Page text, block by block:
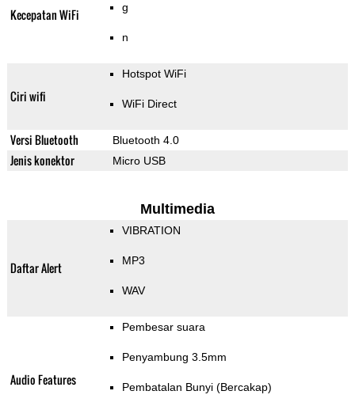
Kecepatan WiFi g
n
Ciri wifi
Hotspot WiFi
WiFi Direct
Versi Bluetooth Bluetooth 4.0
Jenis konektor Micro USB
Multimedia
Daftar Alert
VIBRATION
MP3
WAV
Audio Features
Pembesar suara
Penyambung 3.5mm
Pembatalan Bunyi (Bercakap)